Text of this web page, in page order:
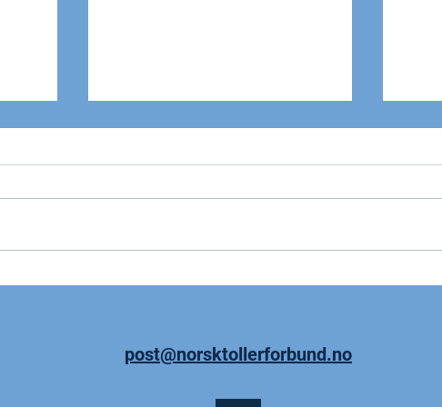
Uravstemming om
post@norsktollerforbund.no